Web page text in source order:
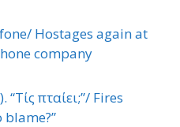
Hostages again at
company
πταίει;”/ Fires
blame?”